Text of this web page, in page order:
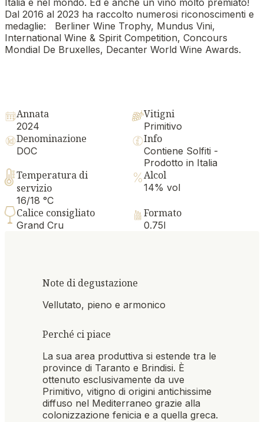
Dal 2016 al 2023 ha raccolto numerosi riconoscimenti e
medaglie: Berliner Wine Trophy, Mundus Vini,
International Wine & Spirit Competition, Concours
Mondial De Bruxelles, Decanter World Wine Awards.
Annata
2024
Vitigni
Primitivo
Denominazione
DOC
Info
Contiene Solfiti -
Prodotto in Italia
Temperatura di
servizio
16/18 °C
Alcol
14% vol
Calice consigliato
Grand Cru
Formato
0.75l
Note di degustazione
Vellutato, pieno e armonico
Perché ci piace
La sua area produttiva si estende tra le
province di Taranto e Brindisi. È
ottenuto esclusivamente da uve
Primitivo, vitigno di origini antichissime
diffuso nel Mediterraneo grazie alla
colonizzazione fenicia e a quella greca.